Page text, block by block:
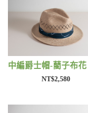
NT$2,580